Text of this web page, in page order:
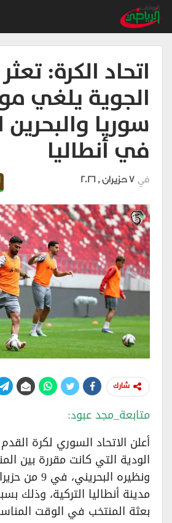
اتحاد الكرة:
الجوية يلغي
سوريا والبحرين
في أنطاليا
في 7 حزيران , 2026
شارك
متابعة_مجد عبود:
أعلن الاتحاد السوري لكرة القدم
الودية التي كانت مقررة بين
ونظيره
مدينة أنطاليا التركية، وذلك
بعثة المنتخب في الوقت